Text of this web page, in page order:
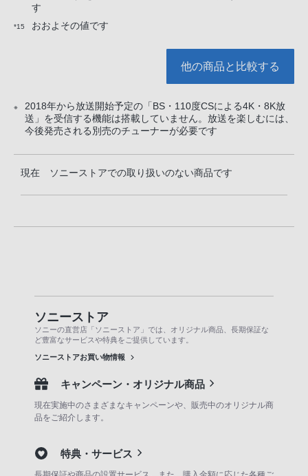
す
*15 おおよその値です
他の商品と比較する
※
2018年から放送開始予定の「BS・110度CSによる4K・8K放
送」を受信する機能は搭載していません。放送を楽しむには、
今後発売される別売のチューナーが必要です
現在 ソニーストアでの取り扱いのない商品です
ソニーストア
ソニーの直営店「ソニーストア」では、オリジナル商品、長期保証な
ど豊富なサービスや特典をご提供しています。
ソニーストアお買い物情報
キャンペーン・オリジナル商品
現在実施中のさまざまなキャンペーンや、販売中のオリジナル商
品をご紹介します。
特典・サービス